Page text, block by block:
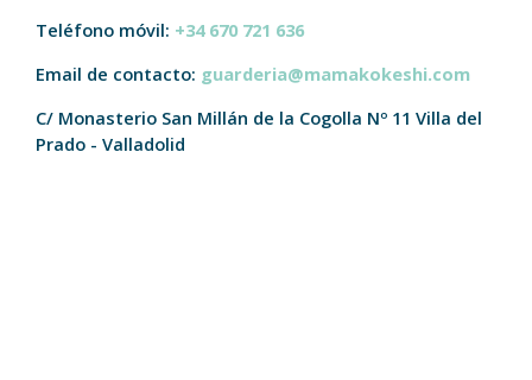
Teléfono móvil: +34 670 721 636
Email de contacto: guarderia@mamakokeshi.com
C/ Monasterio San Millán de la Cogolla Nº 11 Villa del
Prado - Valladolid